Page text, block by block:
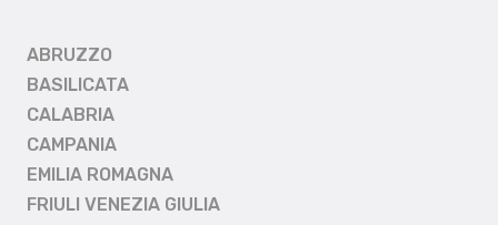
ABRUZZO
BASILICATA
CALABRIA
CAMPANIA
EMILIA ROMAGNA
FRIULI VENEZIA GIULIA